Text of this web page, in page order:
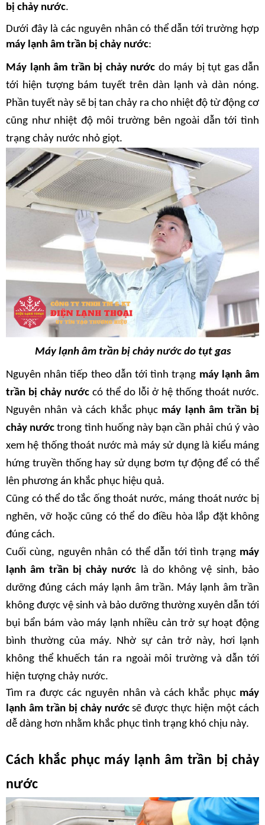
bị chảy nước.
máy lạnh âm trần bị chảy nước:
Máy lạnh âm trần bị chảy nước do máy bị tụt gas dẫn
tới hiện tượng bám tuyết trên dàn lạnh và dàn nóng.
Phần tuyết này sẽ bị tan chảy ra cho nhiệt độ từ động cơ
cũng như nhiệt độ môi trường bên ngoài dẫn tới tình
trạng chảy nước nhỏ giọt.
Máy lạnh âm trần bị chảy nước do tụt gas
Nguyên nhân tiếp theo dẫn tới tình trạng máy lạnh âm
trần bị chảy nước có thể do lỗi ở hệ thống thoát nước.
Nguyên nhân và cách khắc phục máy lạnh âm trần bị
chảy nước trong tình huống này bạn cần phải chú ý vào
xem hệ thống thoát nước mà máy sử dụng là kiểu máng
hứng truyền thống hay sử dụng bơm tự động để có thể
lên phương án khắc phục hiệu quả.
Cũng có thể do tắc ống thoát nước, máng thoát nước bị
nghẽn, vỡ hoặc cũng có thể do điều hòa lắp đặt không
đúng cách.
Cuối cùng, nguyên nhân có thể dẫn tới tình trạng máy
lạnh âm trần bị chảy nước là do không vệ sinh, bảo
dưỡng đúng cách máy lạnh âm trần. Máy lạnh âm trần
không được vệ sinh và bảo dưỡng thường xuyên dẫn tới
bụi bẩn bám vào máy lạnh nhiều cản trở sự hoạt động
bình thường của máy. Nhờ sự cản trở này, hơi lạnh
không thể khuếch tán ra ngoài môi trường và dẫn tới
hiện tượng chảy nước.
Tìm ra được các nguyên nhân và cách khắc phục máy
lạnh âm trần bị chảy nước sẽ được thực hiện một cách
dễ dàng hơn nhằm khắc phục tình trạng khó chịu này.
Cách khắc phục máy lạnh âm trần bị chảy
nước